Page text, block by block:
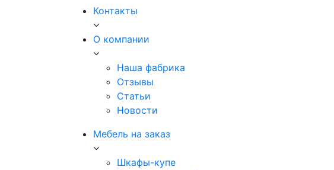
Контакты
О компании
Наша фабрика
Отзывы
Статьи
Новости
Мебель на заказ
Шкафы-купе